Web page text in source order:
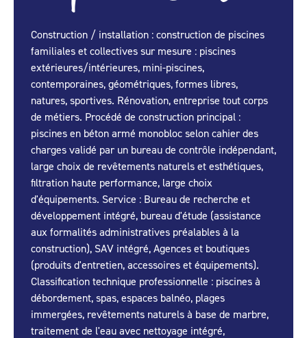
Construction / installation : construction de piscines
familiales et collectives sur mesure : piscines
extérieures/intérieures, mini-piscines,
contemporaines, géométriques, formes libres,
natures, sportives. Rénovation, entreprise tout corps
de métiers. Procédé de construction principal :
piscines en béton armé monobloc selon cahier des
charges validé par un bureau de contrôle indépendant,
large choix de revêtements naturels et esthétiques,
filtration haute performance, large choix
d'équipements. Service : Bureau de recherche et
développement intégré, bureau d'étude (assistance
aux formalités administratives préalables à la
construction), SAV intégré, Agences et boutiques
(produits d'entretien, accessoires et équipements).
Classification technique professionnelle : piscines à
débordement, spas, espaces balnéo, plages
immergées, revêtements naturels à base de marbre,
traitement de l'eau avec nettoyage intégré,